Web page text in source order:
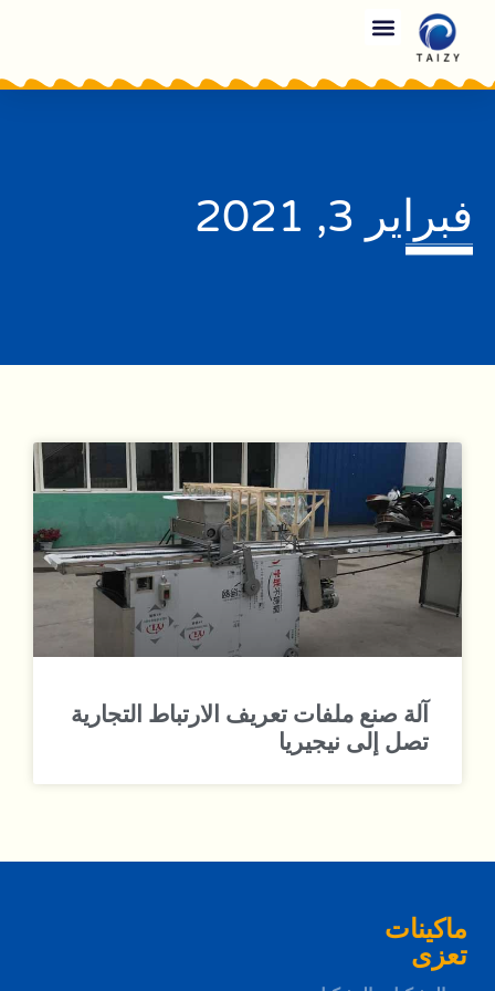
فبراير 3, 2021
آلة صنع ملفات تعريف الارتباط التجارية
تصل إلى نيجيريا
ماكينات
تعزى